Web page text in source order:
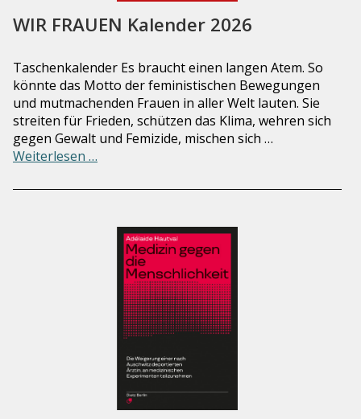
WIR FRAUEN Kalender 2026
Taschenkalender Es braucht einen langen Atem. So
könnte das Motto der feministischen Bewegungen
und mutmachenden Frauen in ­aller Welt lauten. Sie
streiten für Frieden, schützen das Klima, wehren sich
gegen Gewalt und Femizide, mischen sich …
Weiterlesen …